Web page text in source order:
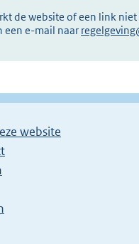
de website of een link niet
een e-mail naar
website